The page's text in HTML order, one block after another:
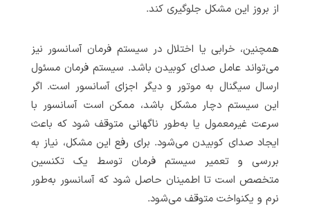
از بروز این مشکل جلوگیری کند.
همچنین، خرابی یا اختلال در سیستم فرمان آسانسور نیز
می‌تواند عامل صدای کوبیدن باشد. سیستم فرمان مسئول
ارسال سیگنال به موتور و دیگر اجزای آسانسور است. اگر
این سیستم دچار مشکل باشد، ممکن است آسانسور با
سرعت غیرمعمول یا به‌طور ناگهانی متوقف شود که باعث
ایجاد صدای کوبیدن می‌شود. برای رفع این مشکل، نیاز به
بررسی و تعمیر سیستم فرمان توسط یک تکنسین
متخصص است تا اطمینان حاصل شود که آسانسور به‌طور
نرم و یکنواخت متوقف می‌شود.